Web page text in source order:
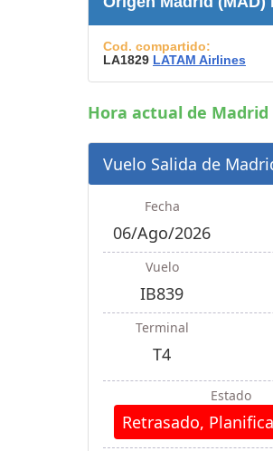
Cod. compartido:
LA1829 LATAM Airlines
Hora actual de Madrid
Vuelo Salida de
Fecha
06/Ago/2026
Vuelo
IB839
Terminal
T4
Estado
Retrasado,